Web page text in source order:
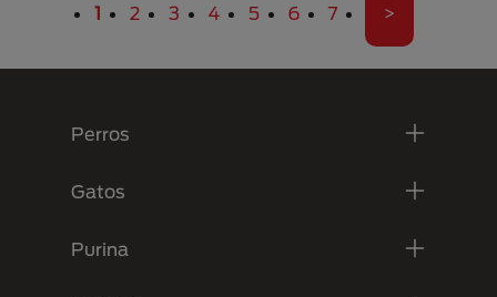
Página actual
1 Página
2 Página
3 Página
4 Página
5 Página
6 Página
7 Última
>
Perros
Gatos
Purina